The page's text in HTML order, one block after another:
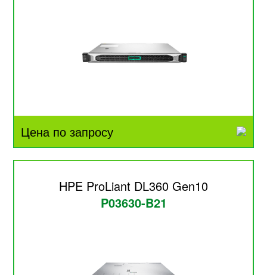
Цена по запросу
HPE ProLiant DL360 Gen10
P03630-B21